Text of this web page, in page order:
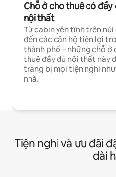
Chỗ ở cho thuê có đầy
nội thất
Từ cabin yên tĩnh trên núi
đến các căn hộ tiện lợi
thành phố – những chỗ ở
thuê đầy đủ nội thất này
trang bị mọi tiện nghi
nhà.
Tiện nghi và ưu đãi
dài